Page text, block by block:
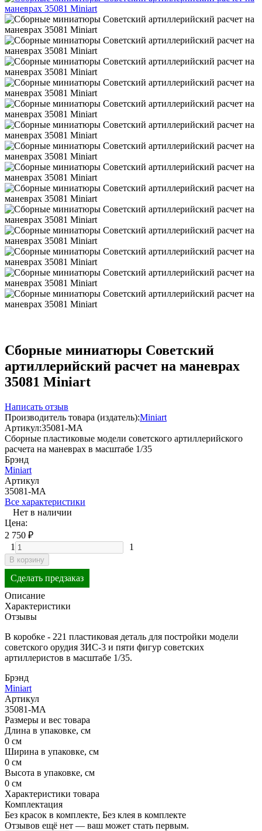
Сборные миниатюры Советский
артиллерийский расчет на маневрах
35081 Miniart
Написать отзыв
Производитель товара (издатель):Miniart
Артикул:35081-MA
Сборные пластиковые модели советского артиллерийского
расчета на маневрах в масштабе 1/35
Брэнд
Miniart
Артикул
35081-MA
Все характеристики
Нет в наличии
Цена:
2 750 ₽
1
1
В корзину
Сделать предзаказ
Описание
Характеристики
Отзывы
В коробке - 221 пластиковая деталь для постройки модели
советского орудия ЗИС-3 и пяти фигур советских
артиллеристов в масштабе 1/35.
Брэнд
Miniart
Артикул
35081-MA
Размеры и вес товара
Длина в упаковке, см
0 см
Ширина в упаковке, см
0 см
Высота в упаковке, см
0 см
Характеристики товара
Комплектация
Без красок в комплекте, Без клея в комплекте
Отзывов ещё нет — ваш может стать первым.